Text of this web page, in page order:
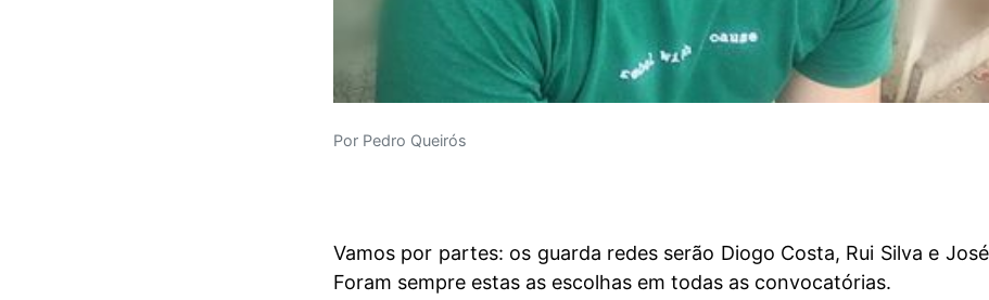
Por Pedro Queirós
Vamos por partes: os guarda redes serão Diogo Costa, Rui Silva e
Foram sempre estas as escolhas em todas as convocatórias.